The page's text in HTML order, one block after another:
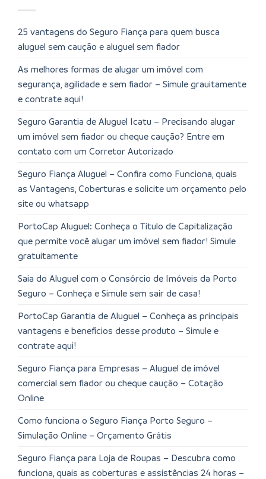
25 vantagens do Seguro Fiança para quem busca
aluguel sem caução e aluguel sem fiador
As melhores formas de alugar um imóvel com
segurança, agilidade e sem fiador – Simule grauitamente
e contrate aqui!
Seguro Garantia de Aluguel Icatu – Precisando alugar
um imóvel sem fiador ou cheque caução? Entre em
contato com um Corretor Autorizado
Seguro Fiança Aluguel – Confira como Funciona, quais
as Vantagens, Coberturas e solicite um orçamento pelo
site ou whatsapp
PortoCap Aluguel: Conheça o Titulo de Capitalização
que permite você alugar um imóvel sem fiador! Simule
gratuitamente
Saia do Aluguel com o Consórcio de Imóveis da Porto
Seguro – Conheça e Simule sem sair de casa!
PortoCap Garantia de Aluguel – Conheça as principais
vantagens e benefícios desse produto – Simule e
contrate aqui!
Seguro Fiança para Empresas – Aluguel de imóvel
comercial sem fiador ou cheque caução – Cotação
Online
Como funciona o Seguro Fiança Porto Seguro –
Simulação Online – Orçamento Grátis
Seguro Fiança para Loja de Roupas – Descubra como
funciona, quais as coberturas e assistências 24 horas –